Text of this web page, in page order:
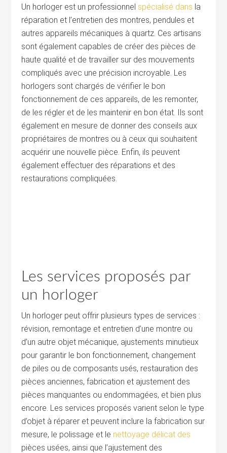
Un horloger est un professionnel spécialisé dans la
réparation et l’entretien des montres, pendules et
autres appareils mécaniques à quartz. Ces artisans
sont également capables de créer des pièces de
haute qualité et de travailler sur des mouvements
compliqués avec une précision incroyable. Les
horlogers sont chargés de vérifier le bon
fonctionnement de ces appareils, de les remonter,
de les régler et de les maintenir en bon état. Ils sont
également en mesure de donner des conseils aux
propriétaires de montres ou à ceux qui souhaitent
acquérir une nouvelle pièce. Enfin, ils peuvent
également effectuer des réparations et des
restaurations compliquées.
Les services proposés par
un horloger
Un horloger peut offrir plusieurs types de services :
révision, remontage et entretien d’une montre ou
d’un autre objet mécanique, ajustements minutieux
pour garantir le bon fonctionnement, changement
de piles ou de composants usés, restauration des
pièces anciennes, fabrication et ajustement des
pièces manquantes ou endommagées, et bien plus
encore. Les services proposés varient selon le type
d’objet à réparer et peuvent inclure la fabrication sur
mesure, le polissage et le nettoyage délicat des
pièces usées, ainsi que l’ajustement des